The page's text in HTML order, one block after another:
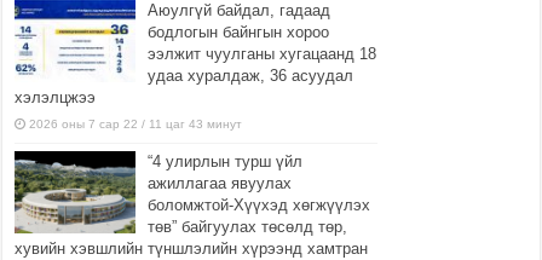
Аюулгүй байдал, гадаад
бодлогын байнгын хороо
ээлжит чуулганы хугацаанд 18
удаа хуралдаж, 36 асуудал
хэлэлцжээ
2026 оны 7 сар 22 / 11 цаг 43 минут
“4 улирлын турш үйл
ажиллагаа явуулах
боломжтой-Хүүхэд хөгжүүлэх
төв” байгуулах төсөлд төр,
хувийн хэвшлийн түншлэлийн хүрээнд хамтран